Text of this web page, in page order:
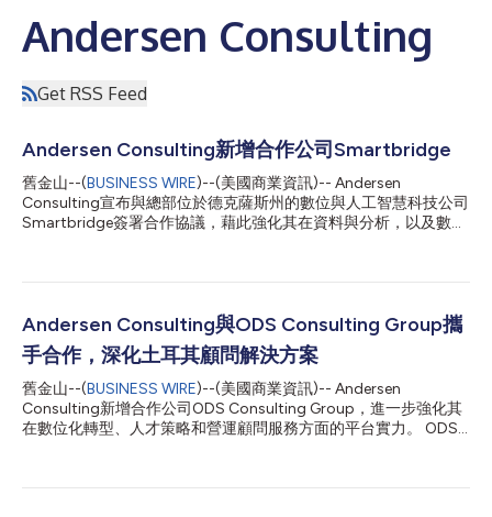
Andersen Consulting
Get RSS Feed
Andersen Consulting新增合作公司Smartbridge
舊金山--(BUSINESS WIRE)--(美國商業資訊)-- Andersen
Consulting宣布與總部位於德克薩斯州的數位與人工智慧科技公司
Smartbridge簽署合作協議，藉此強化其在資料與分析，以及數位
加速數位轉型並實現營運現代化。公司客戶涵蓋石油與天然氣、醫
轉型與成長。Smartbridge利用與頂尖技術供應商的策略性合作，
協助企業整合資料、完善決策，並加速實現商業成果。 「當今企
業正致力於加速數位與人工智慧轉型，並尋求將創新轉化為可量化
商業價值的實用方法。」Smartbridge執行長Sri Raju表示，「我
們的團隊致力於協助客戶加速現代化，並建立向其客戶提供卓越體
驗，並為股東創造財務成長所需的能力。透過與Andersen
Consulting合作，我們拓展並深化了自身能力，使Smartbridge能
Andersen Consulting與ODS Consulting Group攜
手合作，深化土耳其顧問解決方案
舊金山--(BUSINESS WIRE)--(美國商業資訊)-- Andersen
Consulting新增合作公司ODS Consulting Group，進一步強化其
在數位化轉型、人才策略和營運顧問服務方面的平台實力。 ODS
該公司透過國際業務發展與出口顧問、招募與人才管理解決方案以